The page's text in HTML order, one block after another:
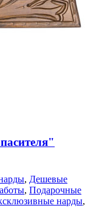
, Дешевые
, Подарочные
нарды,